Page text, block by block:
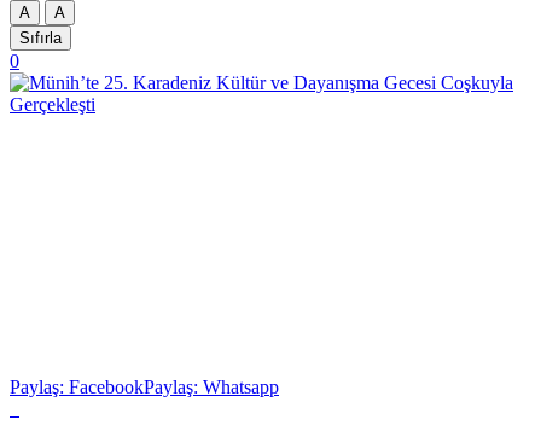
A
A
Sıfırla
0
Paylaş: FacebookPaylaş: Whatsapp